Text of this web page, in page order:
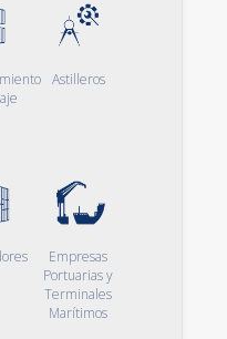
Astilleros
Empresas
Portuarias y
Terminales
Marítimos